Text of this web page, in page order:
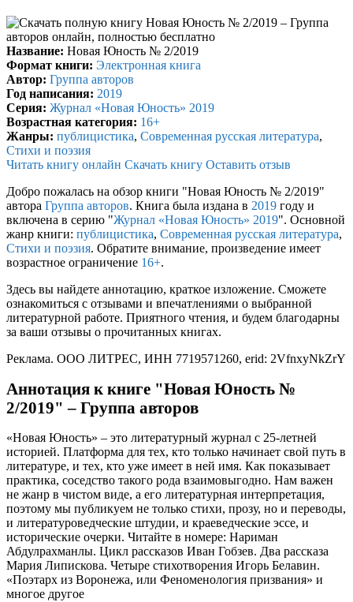
Название: Новая Юность № 2/2019
Формат книги: Электронная книга
Автор: Группа авторов
Год написания: 2019
Серия: Журнал «Новая Юность» 2019
Возрастная категория: 16+
Жанры: публицистика, Современная русская литература,
Стихи и поэзия
Читать книгу онлайн Скачать книгу Оставить отзыв
Добро пожалась на обзор книги "Новая Юность № 2/2019"
автора Группа авторов. Книга была издана в 2019 году и
включена в серию "Журнал «Новая Юность» 2019". Основной
жанр книги: публицистика, Современная русская литература,
Стихи и поэзия. Обратите внимание, произведение имеет
возрастное ограничение 16+.
Здесь вы найдете аннотацию, краткое изложение. Сможете
ознакомиться с отзывами и впечатлениями о выбранной
литературной работе. Приятного чтения, и будем благодарны
за ваши отзывы о прочитанных книгах.
Реклама. ООО ЛИТРЕС, ИНН 7719571260, erid: 2VfnxyNkZrY
Аннотация к книге "Новая Юность №
2/2019" – Группа авторов
«Новая Юность» – это литературный журнал с 25-летней
историей. Платформа для тех, кто только начинает свой путь в
литературе, и тех, кто уже имеет в ней имя. Как показывает
практика, соседство такого рода взаимовыгодно. Нам важен
не жанр в чистом виде, а его литературная интерпретация,
поэтому мы публикуем не только стихи, прозу, но и переводы,
и литературоведческие штудии, и краеведческие эссе, и
исторические очерки. Читайте в номере: Нариман
Абдулрахманлы. Цикл рассказов Иван Гобзев. Два рассказа
Мария Липискова. Четыре стихотворения Игорь Белавин.
«Поэтарх из Воронежа, или Феноменология призвания» и
многое другое